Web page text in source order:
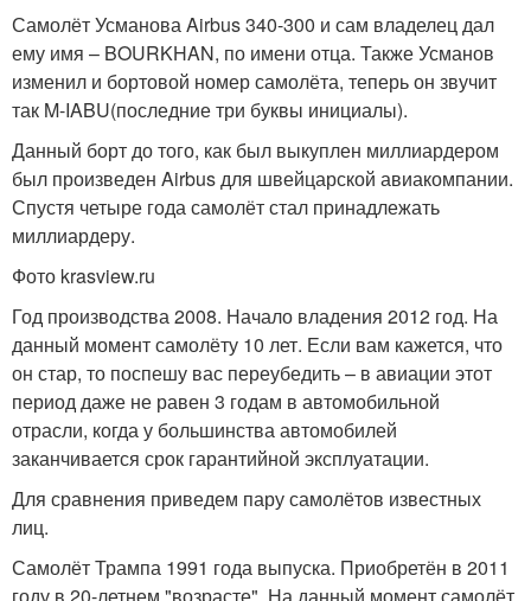
Самолёт Усманова Airbus 340-300 и сам владелец дал
ему имя – BOURKHAN, по имени отца. Также Усманов
изменил и бортовой номер самолёта, теперь он звучит
так M-IABU(последние три буквы инициалы).
Данный борт до того, как был выкуплен миллиардером
был произведен Airbus для швейцарской авиакомпании.
Спустя четыре года самолёт стал принадлежать
миллиардеру.
Фото krasview.ru
Год производства 2008. Начало владения 2012 год. На
данный момент самолёту 10 лет. Если вам кажется, что
он стар, то поспешу вас переубедить – в авиации этот
период даже не равен 3 годам в автомобильной
отрасли, когда у большинства автомобилей
заканчивается срок гарантийной эксплуатации.
Для сравнения приведем пару самолётов известных
лиц.
Самолёт Трампа 1991 года выпуска. Приобретён в 2011